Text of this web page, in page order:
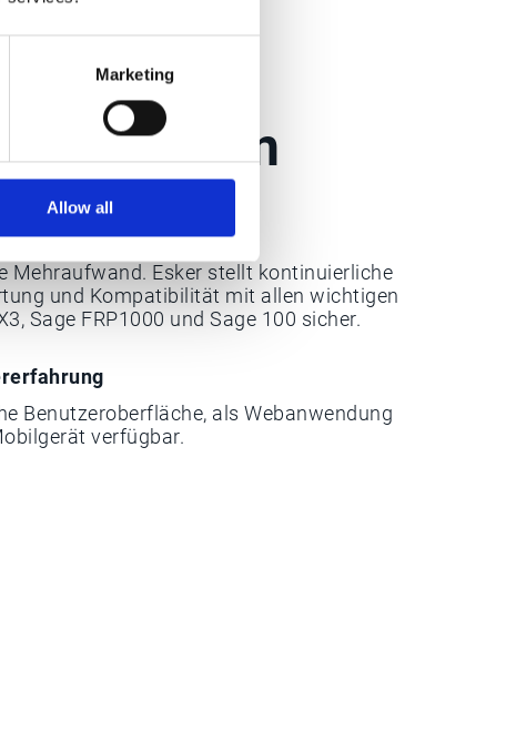
Marketing
Allow all
Integration
Mehraufwand. Esker stellt kontinuierliche
und Kompatibilität mit allen wichtigen
Sage FRP1000 und Sage 100 sicher.
Benutzeroberfläche, als Webanwendung
verfügbar.